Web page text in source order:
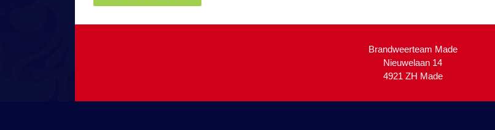
Brandweerteam Made
Nieuwelaan 14
4921 ZH Made